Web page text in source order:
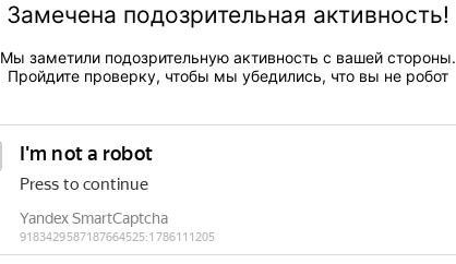
Замечена подозрительная активность!
Мы заметили подозрительную активность с вашей стороны.
Пройдите проверку, чтобы мы убедились, что вы не робот